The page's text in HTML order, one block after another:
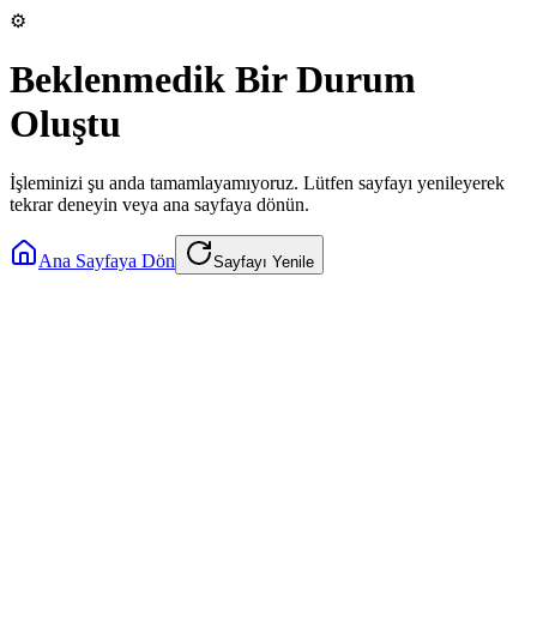
⚙️
Beklenmedik Bir Durum
Oluştu
İşleminizi şu anda tamamlayamıyoruz. Lütfen sayfayı yenileyerek
tekrar deneyin veya ana sayfaya dönün.
Ana Sayfaya Dön Sayfayı Yenile